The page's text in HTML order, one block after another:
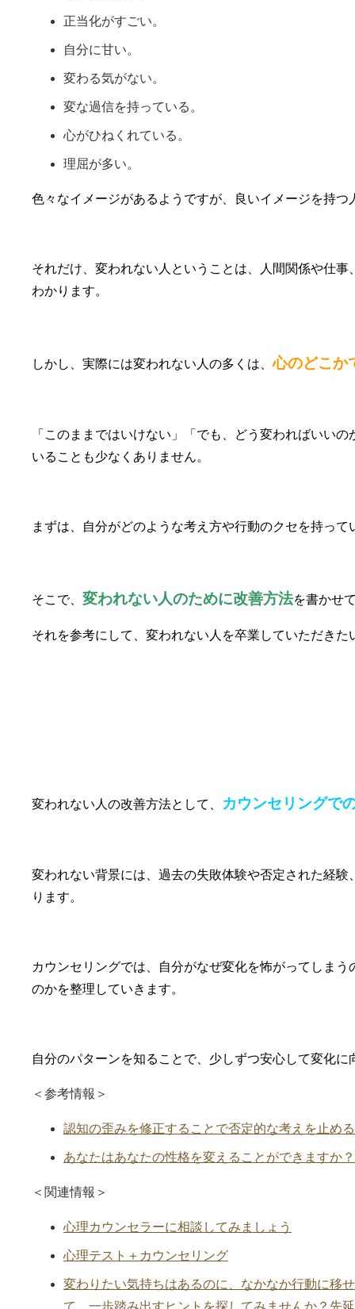
正当化がすごい。
自分に甘い。
変わる気がない。
変な過信を持っている。
心がひねくれている。
理屈が多い。
色々なイメージがあるようですが、良いイメージを持つ
それだけ、変われない人ということは、人間関係や仕
わかります。
しかし、実際には変われない人の多くは、心のどこか
「このままではいけない」「でも、どう変わればいい
いることも少なくありません。
まずは、自分がどのような考え方や行動のクセを持っ
そこで、 変われない人のために改善方法を書かせ
それを参考にして、変われない人を卒業していただきた
変われない人の改善方法として、 カウンセリングで
変われない背景には、過去の失敗体験や否定された経
ります。
カウンセリングでは、自分がなぜ変化を怖がってしま
のかを整理していきます。
自分のパターンを知ることで、少しずつ安心して変化に
＜参考情報＞
認知の歪みを修正することで否定的な考えを止め
あなたはあなたの性格を変えることができますか
＜関連情報＞
心理カウンセラーに相談してみましょう
心理テスト＋カウンセリング
変わりたい気持ちはあるのに、なかなか行動に移
て、一歩踏み出すヒントを探してみませんか？先